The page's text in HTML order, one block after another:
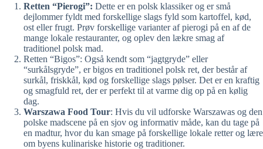
Retten “Pierogi”: Dette er en polsk klassiker og er små
dejlommer fyldt med forskellige slags fyld som kartoffel, kød,
ost eller frugt. Prøv forskellige varianter af pierogi på en af de
mange lokale restauranter, og oplev den lækre smag af
traditionel polsk mad.
Retten “Bigos”: Også kendt som “jagtgryde” eller
“surkålsgryde”, er bigos en traditionel polsk ret, der består af
surkål, friskkål, kød og forskellige slags pølser. Det er en kraftig
og smagfuld ret, der er perfekt til at varme dig op på en kølig
dag.
Warszawa Food Tour: Hvis du vil udforske Warszawas og den
polske madscene på en sjov og informativ måde, kan du tage på
en madtur, hvor du kan smage på forskellige lokale retter og lære
om byens kulinariske historie og traditioner.